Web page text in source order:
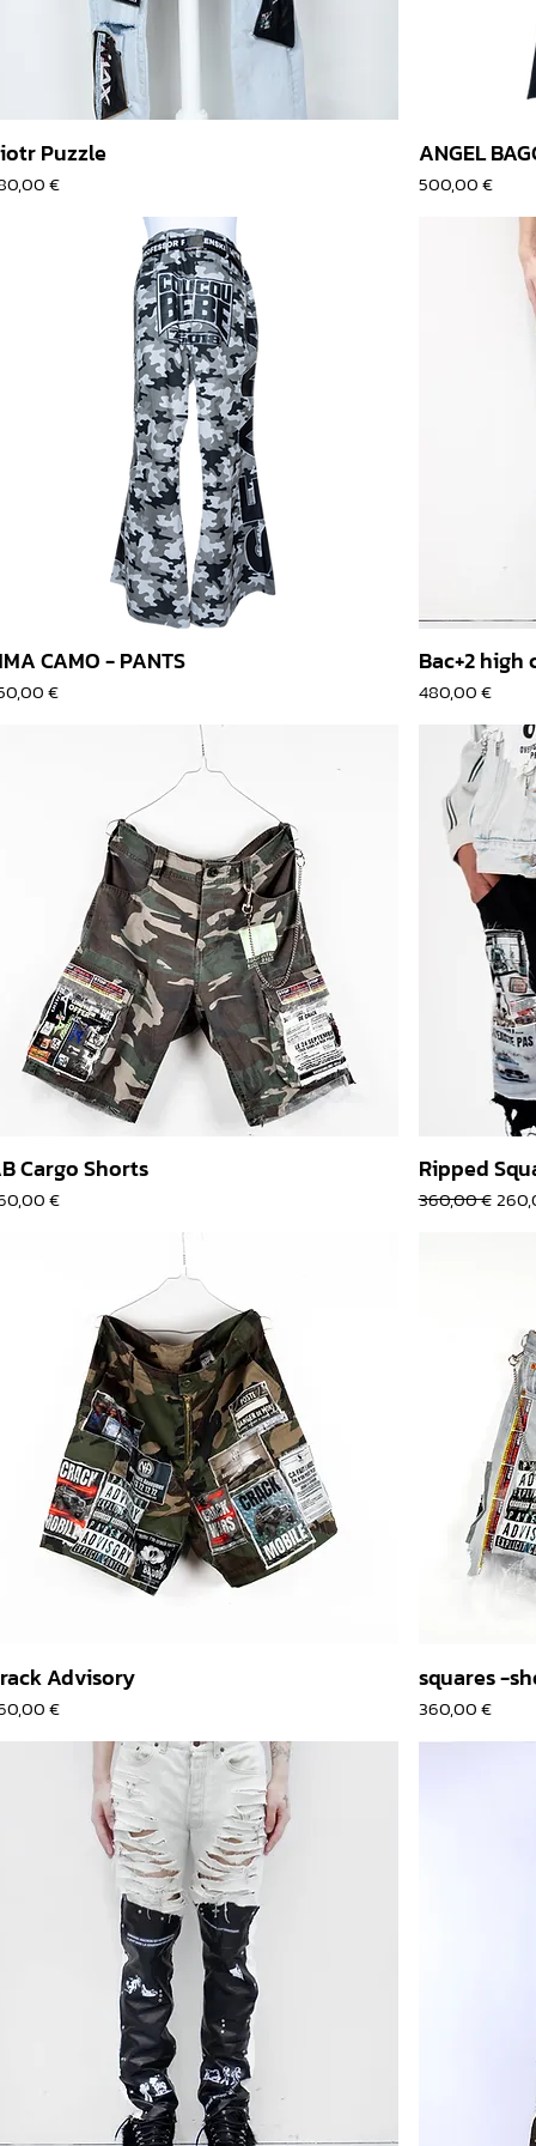
Puzzle
€
ANGEL
Prix
500,00 €
CAMO - PANTS
€
Bac+2 high
Prix
480,00 €
Cargo Shorts
€
Ripped
Prix original
360,00 €Prix
Advisory
€
squares -
Prix
360,00 €